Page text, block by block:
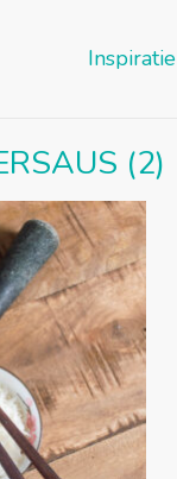
Inspiratie
(2)